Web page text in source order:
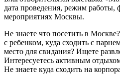
дата проведения, режим
мероприятиях Москвы.
Не знаете что посетить в
с ребенком, куда сходить с
место для свидания? Ищете
Интересуетесь активным
Не знаете куда сходить на